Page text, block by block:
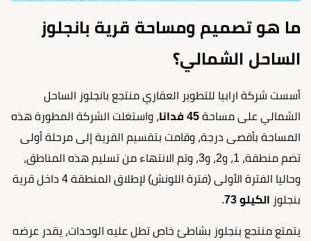
ما هو تصميم ومساحة قرية بانجلوز
الساحل الشمالي؟
أسست شركة ارابيا للتطوير العقاري منتجع بانجلوز الساحل
الشمالي على مساحة 45 فدانا
، واستغلت الشركة المطورة هذه
المساحة بأقصى درجة، وقامت بتقسيم القرية إلى مرحلة أولى
تضم منطقة، 1، و2، و3، وتم الانتهاء من تسليم هذه المناطق،
وحاليا الفترة الأولى (فترة اللونش) لإطلاق المنطقة 4 داخل قرية
بنجلوز الكيلو 73 .
يتمتع منتجع بنجلوز بشاطئ خاص تطل عليه الوحدات، يقدر عرضه